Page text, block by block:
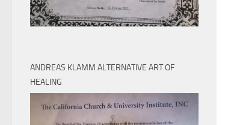
ANDREAS KLAMM ALTERNATIVE ART OF
HEALING